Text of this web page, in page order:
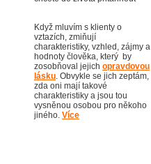
Když mluvím s klienty o
vztazích, zmiňují
charakteristiky, vzhled, zájmy a
hodnoty člověka, který by
zosobňoval jejich opravdovou
lásku. Obvykle se jich zeptám,
zda oni mají takové
charakteristiky a jsou tou
vysněnou osobou pro někoho
jiného. Více